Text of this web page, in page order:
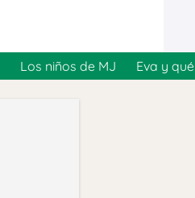
Los niños de MJ Eva y qué